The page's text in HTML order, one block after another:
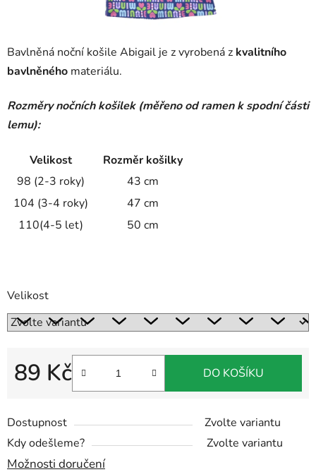
Bavlněná noční košile Abigail je z vyrobená z kvalitního
bavlněného materiálu.
Rozměry nočních košilek (měřeno od ramen k spodní části
lemu):
Velikost
Rozměr košilky
98 (2-3 roky)
43 cm
104 (3-4 roky)
47 cm
110(4-5 let)
50 cm
Velikost
Dostupnost
Zvolte variantu
Kdy odešleme?
Zvolte variantu
Možnosti doručení
89 Kč
Měrná cena:
DO KOŠÍKU